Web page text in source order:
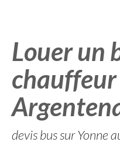
Louer un
chauffeur
devis bus sur Yonne